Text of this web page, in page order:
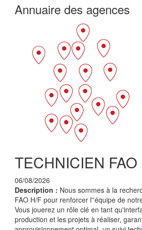
Annuaire des agences
TECHNICIEN FAO
06/08/2026
Description : Nous sommes à la
FAO H/F pour renforcer l''équipe de
Vous jouerez un rôle clé en tant
production et les projets à réaliser,